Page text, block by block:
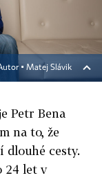
▪ Matej Slávik
Petr Bena
na to, že
dlouhé cesty.
24 let v